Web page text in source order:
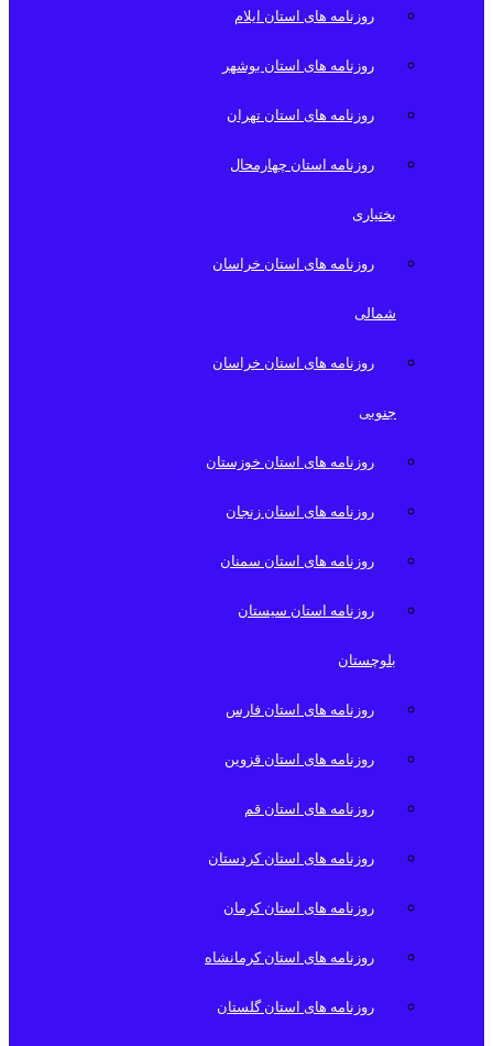
روزنامه های استان ایلام
روزنامه های استان بوشهر
روزنامه های استان تهران
روزنامه استان چهارمحال
بختیاری
روزنامه های استان خراسان
شمالی
روزنامه های استان خراسان
جنوبی
روزنامه های استان خوزستان
روزنامه های استان زنجان
روزنامه های استان سمنان
روزنامه استان سیستان
بلوچستان
روزنامه های استان فارس
روزنامه های استان قزوین
روزنامه های استان قم
روزنامه های استان کردستان
روزنامه های استان کرمان
روزنامه های استان کرمانشاه
روزنامه های استان گلستان